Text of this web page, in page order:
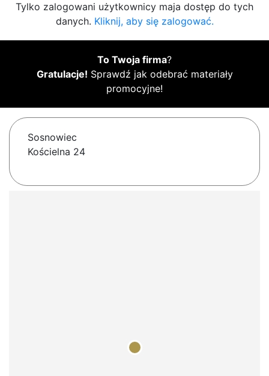
Tylko zalogowani użytkownicy maja dostęp do tych
danych. Kliknij, aby się zalogować.
To Twoja firma?
Gratulacje! Sprawdź jak odebrać materiały
promocyjne!
Sosnowiec
Kościelna 24